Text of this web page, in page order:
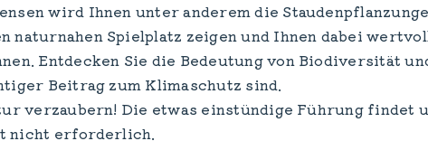
wird Ihnen unter anderem die
Spielplatz zeigen und Ihnen dabei
Entdecken Sie die Bedeutung von Biodiversität
Beitrag zum Klimaschutz sind.
verzaubern! Die etwas einstündige Führung findet
nicht erforderlich.